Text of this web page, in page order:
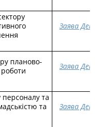
Заява
планово-
Заява
персоналу та
та
Заява